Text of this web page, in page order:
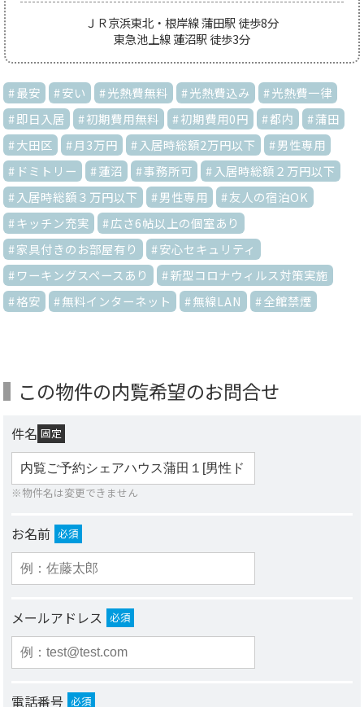
ＪＲ京浜東北・根岸線 蒲田駅 徒歩8分
東急池上線 蓮沼駅 徒歩3分
最安 安い 光熱費無料 光熱費込み
光熱費一律
即日入居
初期費用無料 初期費用0円 都内
蒲田
大田区
月3万円 入居時総額2万円以下
男性専用
ドミトリー
蓮沼 事務所可
入居時総額２万円以下
入居時総額３万円以下
男性専用
友人の宿泊OK
キッチン充実
広さ6帖以上の個室あり
家具付きのお部屋有り
安心セキュリティ
ワーキングスペースあり
新型コロナウィルス対策実施
格安
無料インターネット 無線LAN 全館禁煙
この物件の内覧希望のお問合せ
件名 固定
※物件名は変更できません
お名前 必須
メールアドレス 必須
電話番号 必須